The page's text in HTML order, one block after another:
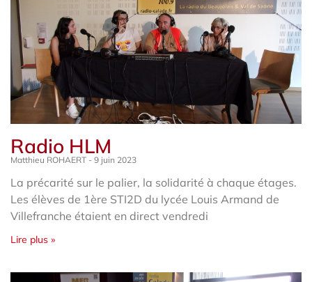
Radio HLM
Matthieu ROHAERT 9 juin 2023
La précarité sur le palier, la solidarité à chaque étages.
Les élèves de 1ère STI2D du lycée Louis Armand de
Villefranche étaient en direct vendredi
Lire plus »